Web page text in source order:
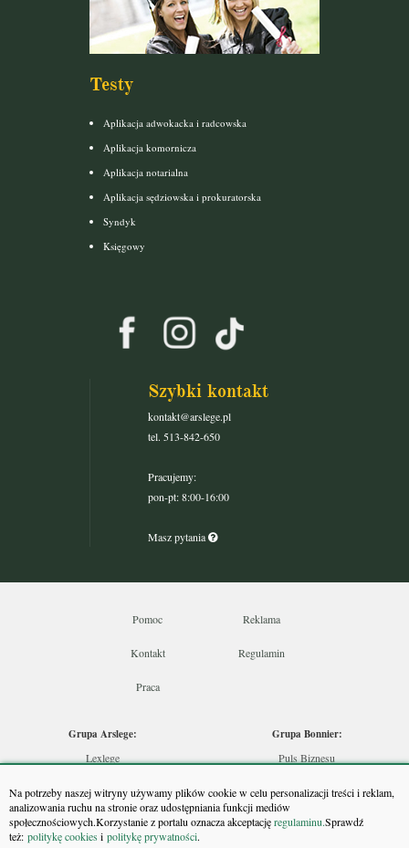
Na potrzeby naszej witryny używamy plików cookie w celu personalizacji treści i reklam,
analizowania ruchu na stronie oraz udostępniania funkcji mediów
społecznościowych.Korzystanie z portalu oznacza akceptacjęregulaminu.Sprawdź
też: politykę cookiesi politykę prywatności.
Testy
Aplikacja adwokacka i radcowska
Aplikacja komornicza
Aplikacja notarialna
Aplikacja sędziowska i prokuratorska
Syndyk
Księgowy
Szybki kontakt
kontakt@arslege.pl
tel. 513-842-650
Pracujemy:
pon-pt: 8:00-16:00
Masz pytania
Pomoc Reklama
Kontakt Regulamin
Praca
Grupa Arslege:
Lexlege
Skarbowcy
Urzędnik
Grupa Bonnier:
Puls Biznesu
Puls Medycyny
Monitor Firm